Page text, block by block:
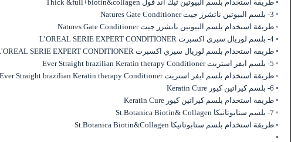
طريقة استخدام بلسم البيوتين ثيك أند فول Thick &full+biotin&collagen
3- بلسم البيوتين ناتشرز جيت Natures Gate Conditioner
طريقة استخدام بلسم البيوتين ناتشرز جيت Natures Gate Conditioner
4- بلسم لوريال سيري اكسبرت L’OREAL SERIE EXPERT CONDITIONER
طريقة استخدام بلسم لوريال سيري اكسبرت L’OREAL SERIE EXPERT CONDITIONER
5- بلسم ايفر استريت Ever Straight brazilian Keratin therapy Conditioner
طريقة استخدام بلسم ايفر استريت Ever Straight brazilian Keratin therapy Conditioner
6- بلسم كيراتين كيور Keratin Cure
طريقة استخدام بلسم كيراتين كيور Keratin Cure
7- بلسم ستابوتانيكا St.Botanica Biotin& Collagen
طريقة استخدام بلسم ستابوتانيكا St.Botanica Biotin&Collagen